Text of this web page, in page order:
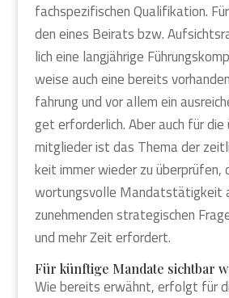
fach­spe­zi­fi­schen Qua­li­fi­ka­ti­on.
den eines Bei­rats bzw.
lich eine lang­jäh­ri­ge
wei­se auch eine bereits
fah­rung und vor allem ein
get erfor­der­lich. Aber auch für
mit­glie­der ist das The­ma der
keit immer wie­der zu
wor­tungs­vol­le Man­dats­tä­tig­keit
zuneh­men­den stra­te­gi­schen
und mehr Zeit erfor­dert.
Für künf­ti­ge Man­da­te sicht­bar
Wie bereits erwähnt, erfolgt für